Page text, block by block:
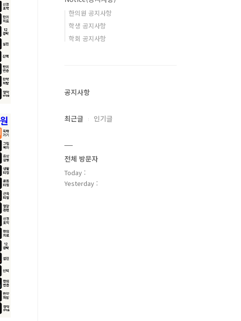
한의원 공지사항
학생 공지사항
학회 공지사항
공지사항
최근글 인기글
전체 방문자
Today :
Yesterday :